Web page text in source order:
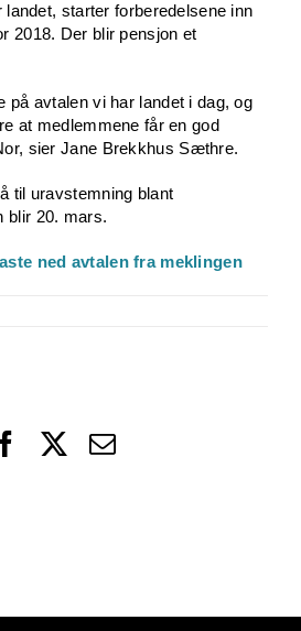
landet, starter forberedelsene inn
2018. Der blir pensjon et
på avtalen vi har landet i dag, og
at medlemmene får en god
sier Jane Brekkhus Sæthre.
til uravstemning blant
blir 20. mars.
ned avtalen fra meklingen
FacebookEmail